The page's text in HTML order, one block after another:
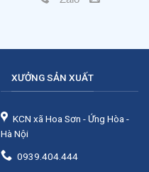
XƯỞNG SẢN XUẤT
KCN xã Hoa Sơn - Ứng Hòa -
Hà Nội
0939.404.444